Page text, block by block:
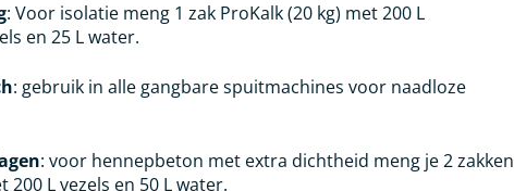
: Voor isolatie meng 1 zak ProKalk (20 kg) met 200 L
en 25 L water.
: gebruik in alle gangbare spuitmachines voor naadloze
: voor hennepbeton met extra dichtheid meng je 2 zakken
200 L vezels en 50 L water.